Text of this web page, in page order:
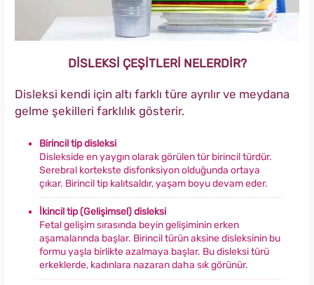
DİSLEKSİ ÇEŞİTLERİ NELERDİR?
Disleksi kendi için altı farklı türe ayrılır ve meydana
gelme şekilleri farklılık gösterir.
Birincil tip disleksi
Dislekside en yaygın olarak görülen tür birincil türdür.
Serebral kortekste disfonksiyon olduğunda ortaya
çıkar. Birincil tip kalıtsaldır, yaşam boyu devam eder.
İkincil tip (Gelişimsel) disleksi
Fetal gelişim sırasında beyin gelişiminin erken
aşamalarında başlar. Birincil türün aksine disleksinin bu
formu yaşla birlikte azalmaya başlar. Bu disleksi türü
erkeklerde, kadınlara nazaran daha sık görünür.